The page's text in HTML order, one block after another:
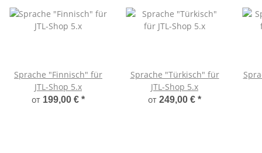
Sprache "Finnisch" für
JTL-Shop 5.x
от 199,00 € *
Sprache "Türkisch" für
JTL-Shop 5.x
от 249,00 € *